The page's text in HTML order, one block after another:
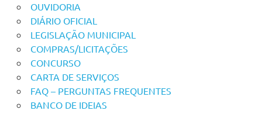
OUVIDORIA
DIÁRIO OFICIAL
LEGISLAÇÃO MUNICIPAL
COMPRAS/LICITAÇÕES
CONCURSO
CARTA DE SERVIÇOS
FAQ – PERGUNTAS FREQUENTES
BANCO DE IDEIAS